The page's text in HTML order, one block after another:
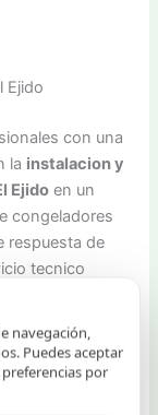
Ejido
con una
la instalacion y
Ejido en un
congeladores
respuesta de
tecnico
congeladores
in-
mejores
navegación,
Puedes aceptar
por